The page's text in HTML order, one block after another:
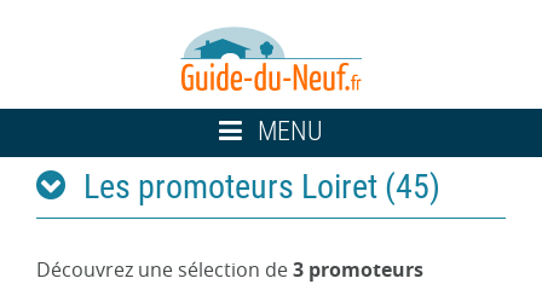
Toggle
navigation
MENU
Les promoteurs Loiret (45)
Découvrez une sélection de3 promoteurs